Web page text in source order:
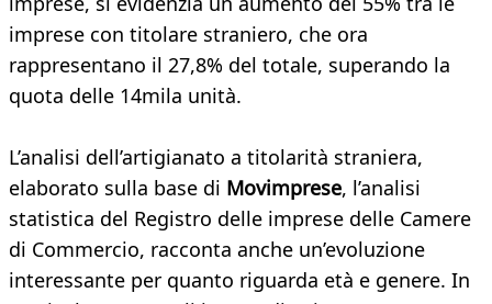
imprese con titolare straniero, che ora
rappresentano il 27,8% del totale, superando la
quota delle 14mila unità.
L’analisi dell’artigianato a titolarità straniera,
elaborato sulla base di Movimprese, l’analisi
statistica del Registro delle imprese delle Camere
di Commercio, racconta anche un’evoluzione
interessante per quanto riguarda età e genere. In